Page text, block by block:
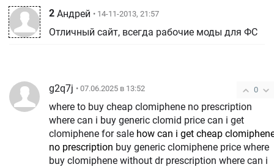
2 Андрей • 14-11-2013, 21:57
Отличный сайт, всегда рабочие моды для ФС
0
g2q7j • 07.06.2025 в 13:52
where to buy cheap clomiphene no prescription
where can i buy generic clomid price can i get
clomiphene for sale how can i get cheap
no prescription buy generic clomiphene price where
buy clomiphene without dr prescription where can i